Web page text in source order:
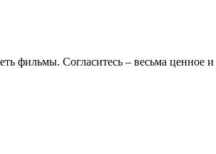
фильмы. Согласитесь – весьма ценное